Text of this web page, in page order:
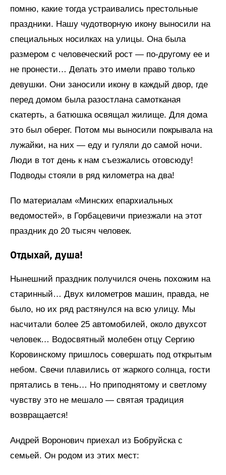
помню, какие тогда устраивались престольные
праздники. Нашу чудотворную икону выносили на
специальных носилках на улицы. Она была
размером с человеческий рост — по-другому ее и
не пронести… Делать это имели право только
девушки. Они заносили икону в каждый двор, где
перед домом была разостлана самотканая
скатерть, а батюшка освящал жилище. Для дома
это был оберег. Потом мы выносили покрывала на
лужайки, на них — еду и гуляли до самой ночи.
Люди в тот день к нам съезжались отовсюду!
Подводы стояли в ряд километра на два!
По материалам «Минских епархиальных
ведомостей», в Горбацевичи приезжали на этот
праздник до 20 тысяч человек.
Отдыхай, душа!
Нынешний праздник получился очень похожим на
старинный… Двух километров машин, правда, не
было, но их ряд растянулся на всю улицу. Мы
насчитали более 25 автомобилей, около двухсот
человек… Водосвятный молебен отцу Сергию
Коровинскому пришлось совершать под открытым
небом. Свечи плавились от жаркого солнца, гости
прятались в тень… Но приподнятому и светлому
чувству это не мешало — святая традиция
возвращается!
Андрей Воронович приехал из Бобруйска с
семьей. Он родом из этих мест: